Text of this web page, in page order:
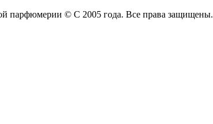
парфюмерии © С 2005 года. Все права защищены.